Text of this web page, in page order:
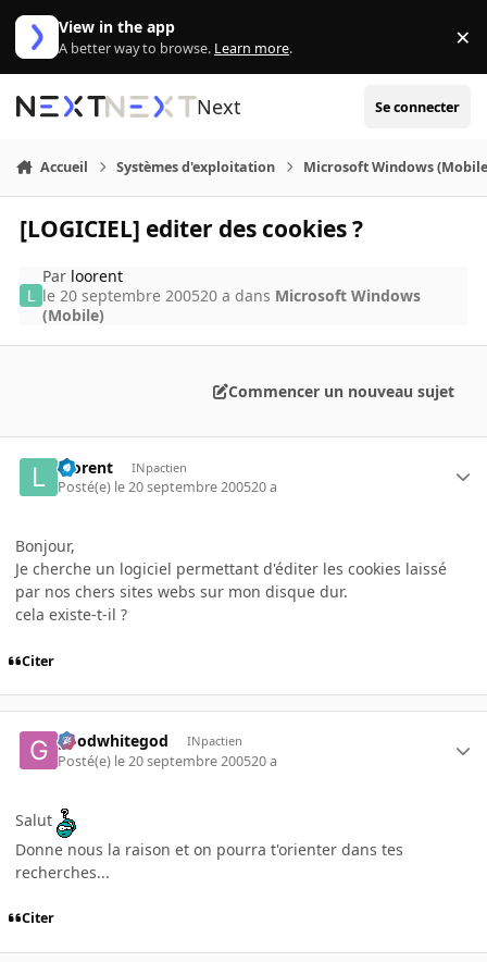
Aller au contenu
View in the app
A better way to browse. Learn more. ×
Next Se connecter
Accueil Systèmes d'exploitation Microsoft Windows
[LOGICIEL] editer des cookies ?
Par loorent
le 20 septembre 200520 a dans Microsoft Windows
(Mobile)
Commencer un nouveau sujet
loorent INpactien
Posté(e) le 20 septembre 200520 a
Bonjour,
Je cherche un logiciel permettant d'éditer les cookies laissé
par nos chers sites webs sur mon disque dur.
cela existe-t-il ?
Citer
goodwhitegod INpactien
Posté(e) le 20 septembre 200520 a
Salut
Donne nous la raison et on pourra t'orienter dans tes
recherches...
Citer